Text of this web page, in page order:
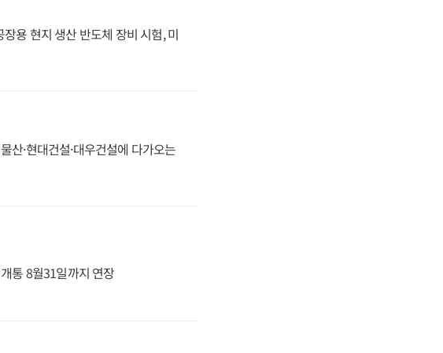
용 현지 생산 반도체 장비 시험, 미
산·현대건설·대우건설에 다가오는
통 8월31일까지 연장